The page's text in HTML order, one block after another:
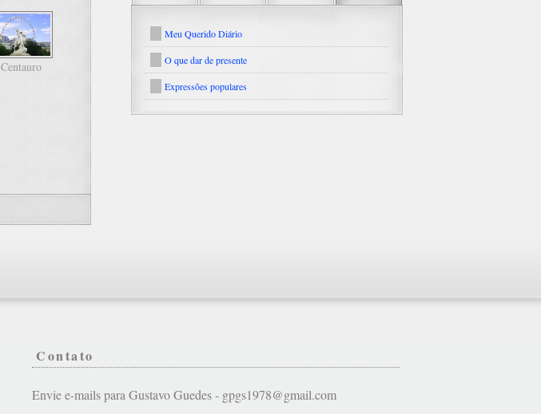
Centauro
Meu Querido Diário
O que dar de presente
Expressões populares
Contato
Envie e-mails para Gustavo Guedes - gpgs1978@gmail.com